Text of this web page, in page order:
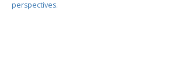
perspectives.